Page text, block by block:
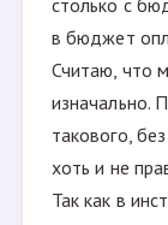
столько с
в бюджет
Считаю, что
изначально.
такового,
хоть и не
Так как в